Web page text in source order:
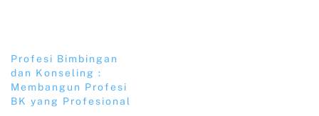
Profesi Bimbingan
dan Konseling :
Membangun Profesi
BK yang Profesional